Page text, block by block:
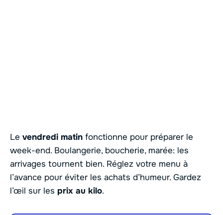
Le vendredi matin fonctionne pour préparer le
week-end. Boulangerie, boucherie, marée: les
arrivages tournent bien. Réglez votre menu à
l’avance pour éviter les achats d’humeur. Gardez
l’œil sur les prix au kilo.